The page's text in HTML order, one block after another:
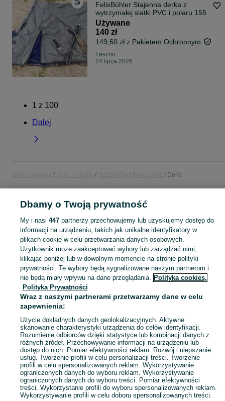
FelixBühler Stajenna derka z
wytrzymałej siatki PVC i polaru 155
Używane
140 zł
149,60 zł z Pakietem Ochronnym
Leszno
24 lipca 2026
1 z 100
Dalej
Derki
POLSKA
KATEGORIA
Zobacz
Mapa kategorii
Mapa miejscowości
Mapa ministron
Popularne wyszukiwania
Dbamy o Twoją prywatność
My i nasi 447partnerzy przechowujemy lub uzyskujemy dostęp do
informacji na urządzeniu, takich jak unikalne identyfikatory w
plikach cookie w celu przetwarzania danych osobowych.
Użytkownik może zaakceptować wybory lub zarządzać nimi,
klikając poniżej lub w dowolnym momencie na stronie polityki
prywatności. Te wybory będą sygnalizowane naszym partnerom i
nie będą miały wpływu na dane przeglądania. Polityka cookies,
Polityka Prywatności
Wraz z naszymi partnerami przetwarzamy dane w celu
zapewnienia:
Użycie dokładnych danych geolokalizacyjnych. Aktywne
skanowanie charakterystyki urządzenia do celów identyfikacji.
Rozumienie odbiorców dzięki statystyce lub kombinacji danych z
różnych źródeł. Przechowywanie informacji na urządzeniu lub
dostęp do nich. Pomiar efektywności reklam. Rozwój i ulepszanie
usług. Tworzenie profili w celu personalizacji treści. Tworzenie
profili w celu spersonalizowanych reklam. Wykorzystywanie
ograniczonych danych do wyboru reklam. Wykorzystywanie
ograniczonych danych do wyboru treści. Pomiar efektywności
treści. Wykorzystanie profili do wyboru spersonalizowanych reklam.
Wykorzystywanie profili w celu doboru spersonalizowanych treści.